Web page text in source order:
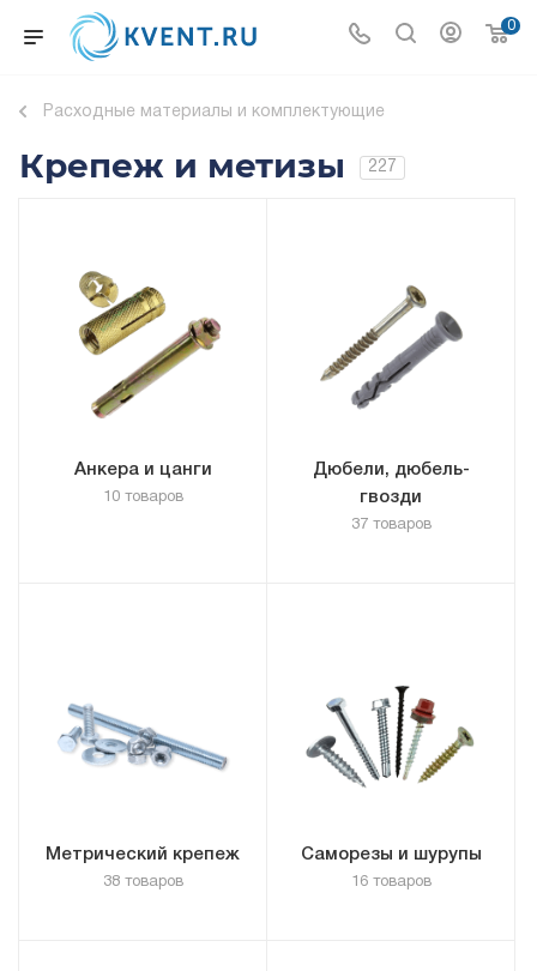
0
Расходные материалы и комплектующие
Крепеж и метизы 227
Анкера и цанги
10 товаров
Дюбели, дюбель-
гвозди
37 товаров
Метрический крепеж
38 товаров
Саморезы и шурупы
16 товаров